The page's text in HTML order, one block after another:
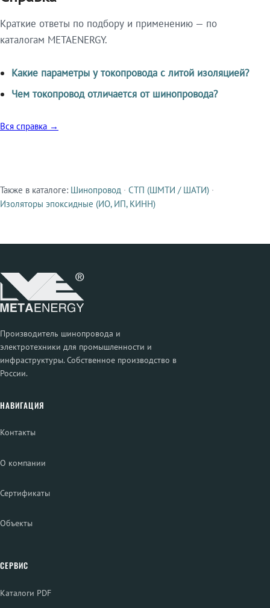
Краткие ответы по подбору и применению — по
каталогам METAENERGY.
Какие параметры у токопровода с литой изоляцией?
Чем токопровод отличается от шинопровода?
Вся справка →
Смежные продукты
Также в каталоге: Шинопровод · СТП (ШМТИ / ШАТИ) ·
Изоляторы эпоксидные (ИО, ИП, КИНН)
Производитель шинопровода и
электротехники для промышленности и
инфраструктуры. Собственное производство в
России.
НАВИГАЦИЯ
Контакты
О компании
Сертификаты
Объекты
СЕРВИС
Каталоги PDF